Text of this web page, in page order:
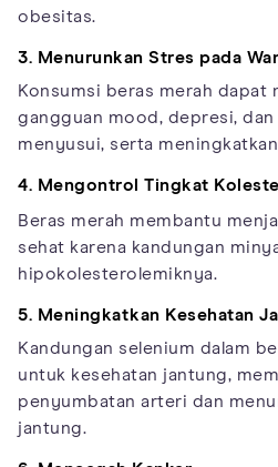
obesitas.
3. Menurunkan Stres pada
Konsumsi beras merah dapat
gangguan mood, depresi, dan
menyusui, serta
4. Mengontrol Tingkat
Beras merah membantu
sehat karena kandungan
hipokolesterolemiknya.
5. Meningkatkan Kesehatan
Kandungan selenium dalam
untuk kesehatan jantung,
penyumbatan arteri dan
jantung.